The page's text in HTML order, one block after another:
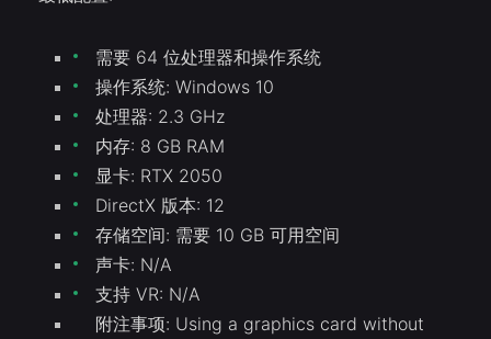
需要 64 位处理器和操作系统
操作系统: Windows 10
处理器: 2.3 GHz
内存: 8 GB RAM
显卡: RTX 2050
DirectX 版本: 12
存储空间: 需要 10 GB 可用空间
声卡: N/A
支持 VR: N/A
附注事项: Using a graphics card without